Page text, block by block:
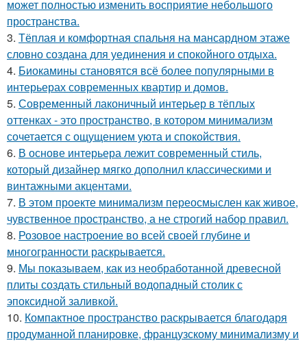
может полностью изменить восприятие небольшого
пространства.
3. Тёплая и комфортная спальня на мансардном этаже
словно создана для уединения и спокойного отдыха.
4. Биокамины становятся всё более популярными в
интерьерах современных квартир и домов.
5. Современный лаконичный интерьер в тёплых
оттенках - это пространство, в котором минимализм
сочетается с ощущением уюта и спокойствия.
6. В основе интерьера лежит современный стиль,
который дизайнер мягко дополнил классическими и
винтажными акцентами.
7. В этом проекте минимализм переосмыслен как живое,
чувственное пространство, а не строгий набор правил.
8. Розовое настроение во всей своей глубине и
многогранности раскрывается.
9. Мы показываем, как из необработанной древесной
плиты создать стильный водопадный столик с
эпоксидной заливкой.
10. Компактное пространство раскрывается благодаря
продуманной планировке, французскому минимализму и